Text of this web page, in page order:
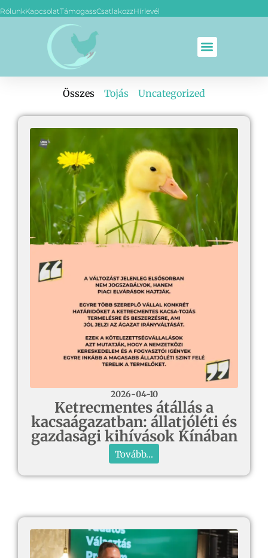
RólunkKapcsolatTámogassCsatlakozzHírlevél
Tojás Uncategorized
Összes
2026-04-10
Ketrecmentes átállás a
kacsaágazatban: állatjóléti és
gazdasági kihívások Kínában
Tovább...